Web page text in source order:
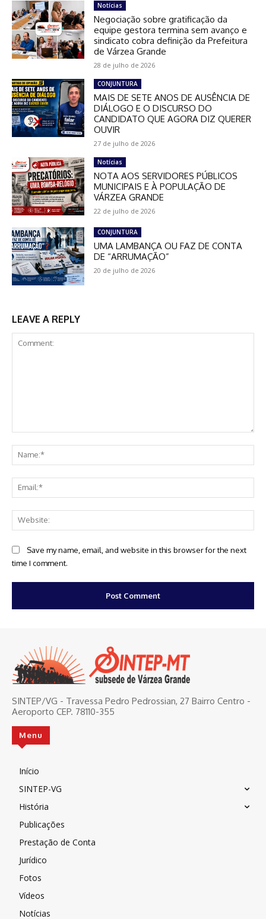
Notícias
Negociação sobre gratificação da
equipe gestora termina sem avanço e
sindicato cobra definição da Prefeitura
de Várzea Grande
28 de julho de 2026
CONJUNTURA
MAIS DE SETE ANOS DE AUSÊNCIA DE
DIÁLOGO E O DISCURSO DO
CANDIDATO QUE AGORA DIZ QUERER
OUVIR
27 de julho de 2026
Notícias
NOTA AOS SERVIDORES PÚBLICOS
MUNICIPAIS E À POPULAÇÃO DE
VÁRZEA GRANDE
22 de julho de 2026
CONJUNTURA
UMA LAMBANÇA OU FAZ DE CONTA
DE “ARRUMAÇÃO”
20 de julho de 2026
LEAVE A REPLY
Save my name, email, and website in this browser for the next
time I comment.
SINTEP/VG - Travessa Pedro Pedrossian, 27 Bairro Centro -
Aeroporto CEP. 78110-355
Menu
Início
SINTEP-VG
História
Publicações
Prestação de Conta
Jurídico
Fotos
Vídeos
Notícias